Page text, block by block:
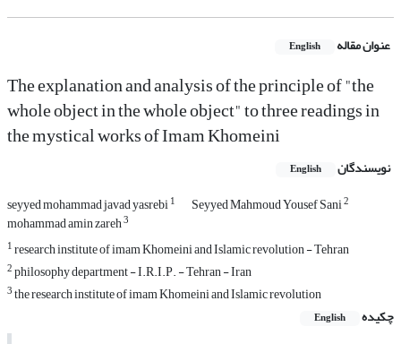
عنوان مقاله English
The explanation and analysis of the principle of "the
whole object in the whole object" to three readings in
the mystical works of Imam Khomeini
نویسندگان English
seyyed mohammad javad yasrebi1 Seyyed Mahmoud Yousef Sani2
mohammad amin zareh3
1research institute of imam Khomeini and Islamic revolution - Tehran
2philosophy department - I.R.I.P. - Tehran - Iran
3the research institute of imam Khomeini and Islamic revolution
چکیده
English